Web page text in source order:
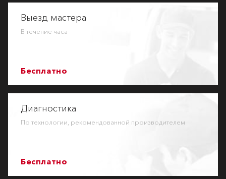
Выезд мастера
В течение часа
Бесплатно
Диагностика
По технологии, рекомендованной производителем
Бесплатно